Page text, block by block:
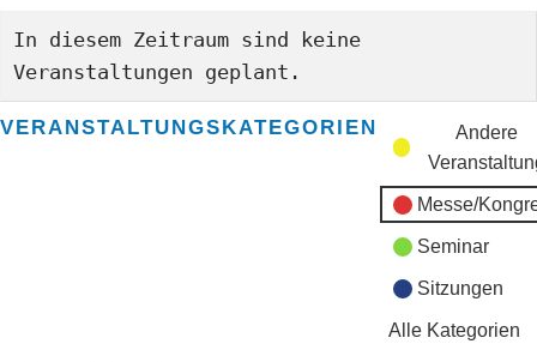
In diesem Zeitraum sind keine
Veranstaltungen geplant.
VERANSTALTUNGSKATEGORIEN
Andere
Messe/
Seminar
Sitzungen
Alle Kategorien